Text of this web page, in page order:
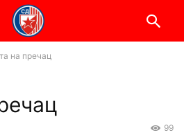
на пречац
99